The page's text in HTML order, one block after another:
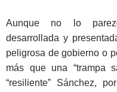
Aunque no lo
desarrollada y
peligrosa de gobierno o
más que una “trampa
“resiliente” Sánchez,